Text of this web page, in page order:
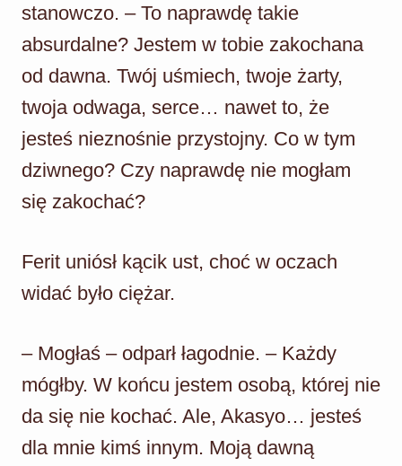
stanowczo. – To naprawdę takie
absurdalne? Jestem w tobie zakochana
od dawna. Twój uśmiech, twoje żarty,
twoja odwaga, serce… nawet to, że
jesteś nieznośnie przystojny. Co w tym
dziwnego? Czy naprawdę nie mogłam
się zakochać?
Ferit uniósł kącik ust, choć w oczach
widać było ciężar.
– Mogłaś – odparł łagodnie. – Każdy
mógłby. W końcu jestem osobą, której nie
da się nie kochać. Ale, Akasyo… jesteś
dla mnie kimś innym. Moją dawną